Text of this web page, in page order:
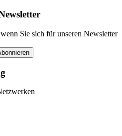
Sie sich für unseren Newsletter